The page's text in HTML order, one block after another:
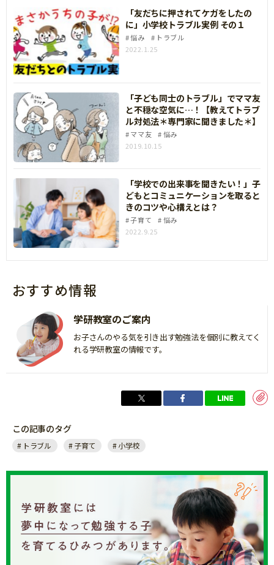
「友だちに押されてケガをしたの
に」小学校トラブル実例 その１
悩み
トラブル
2022.1.25
「子ども同士のトラブル」でママ友
と不穏な空気に…！【教えてトラブ
ル対処法＊専門家に聞きました＊】
ママ友
悩み
2019.10.15
「学校での出来事を聞きたい！」子
どもとコミュニケーションを取ると
きのコツや心構えとは？
子育て
悩み
2022.9.25
おすすめ情報
学研教室のご案内
お子さんのやる気を引き出す勉強法を個別に教えてく
れる学研教室の情報です。
この記事のタグ
トラブル 子育て 小学校